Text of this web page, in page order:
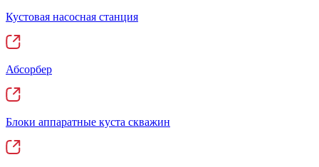
Кустовая насосная станция
Абсорбер
Блоки аппаратные куста скважин